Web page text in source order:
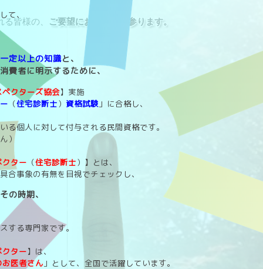
皆様の、 ご要望にお応えして参ります。
て、
定以上の知識と、
費者に明示するために、
クターズ協会】実施
（住宅診断士） 資格試験 」に合格し、
個人に対して付与される民間資格です。
）
ター （住宅診断士）】とは、
事象の有無を目視でチェックし、
の時期、
する専門家です。
ター】は、
医者さん 」として、全国で活躍しています。